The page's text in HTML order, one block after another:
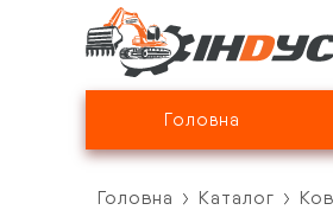
Головна
Головна Каталог